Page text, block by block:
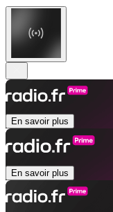
En savoir plus
En savoir plus